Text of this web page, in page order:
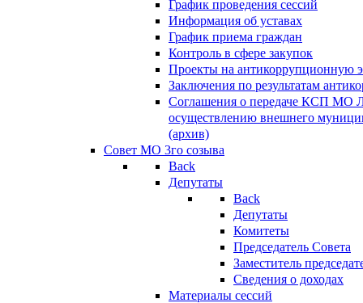
График проведения сессий
Информация об уставах
График приема граждан
Контроль в сфере закупок
Проекты на антикоррупционную
Заключения по результатам
Соглашения о передаче КСП МО
осуществлению внешнего
(архив)
Совет МО 3го созыва
Back
Депутаты
Back
Депутаты
Комитеты
Председатель Совета
Заместитель
Сведения о доходах
Материалы сессий